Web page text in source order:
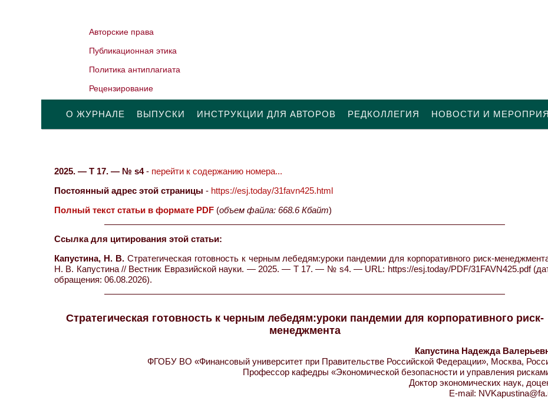
Авторские права
Публикационная этика
Политика антиплагиата
Рецензирование
О ЖУРНАЛЕ ВЫПУСКИ ИНСТРУКЦИИ ДЛЯ АВТОРОВ РЕДКОЛЛЕГИЯ НОВОСТИ И
2025. — Т 17. — № s4- перейти к содержанию номера...
Постоянный адрес этой страницы - https://esj.today/31favn425.html
Полный текст статьи в формате PDF (объем файла: 668.6 Кбайт)
Ссылка для цитирования этой статьи:
Капустина, Н. В.Стратегическая готовность к черным лебедям:уроки пандемии для корпоративного риск-
Н. В. Капустина // Вестник Евразийской науки. — 2025. — Т 17. — № s4. — URL: https://esj.today/PDF/31FAVN425.pdf
обращения: 06.08.2026).
Стратегическая готовность к черным лебедям:уроки пандемии для корпоративного риск-
менеджмента
Капустина Надежда
ФГОБУ ВО «Финансовый университет при Правительстве Российской Федерации», Москва,
Профессор кафедры «Экономической безопасности и управления
Доктор экономических наук,
E-mail: